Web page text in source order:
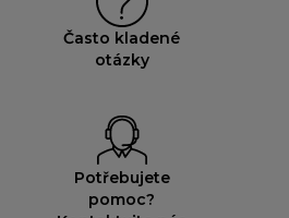
Často kladené
otázky
Potřebujete
pomoc?